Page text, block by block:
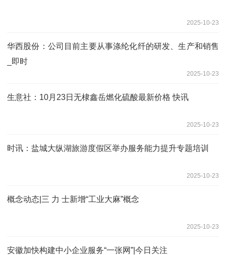
2025-10-23
华西股份：公司目前主要从事涤纶化纤的研发、生产和销售
_即时
2025-10-23
生意社：10月23日无棣鑫岳燃化硫酸最新价格 快讯
2025-10-23
时讯：盐城大纵湖旅游度假区举办服务能力提升专题培训
2025-10-23
概念动态|三 力 士新增“工业大麻”概念
2025-10-23
安徽加快构建中小企业服务“一张网”|今日关注